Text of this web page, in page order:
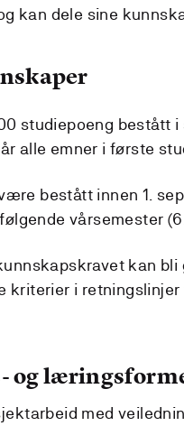
kan dele sine
studiepoeng bestått
alle emner i første
bestått innen 1.
vårsemester
kan
kriterier i
og
med